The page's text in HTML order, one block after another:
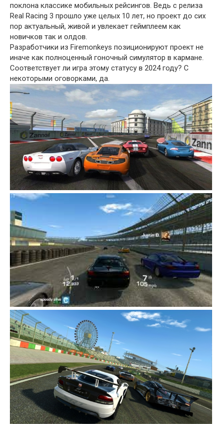
поклона классике мобильных рейсингов. Ведь с релиза
Real Racing 3 прошло уже целых 10 лет, но проект до сих
пор актуальный, живой и увлекает геймплеем как
новичков так и олдов.
Разработчики из Firemonkeys позиционируют проект не
иначе как полноценный гоночный симулятор в кармане.
Соответствует ли игра этому статусу в 2024 году? С
некоторыми оговорками, да.